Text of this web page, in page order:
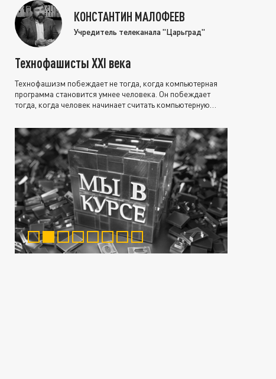
КОНСТАНТИН МАЛОФЕЕВ
Учредитель телеканала "Царьград"
Технофашисты XXI века
Технофашизм побеждает не тогда, когда компьютерная
программа становится умнее человека. Он побеждает
тогда, когда человек начинает считать компьютерную